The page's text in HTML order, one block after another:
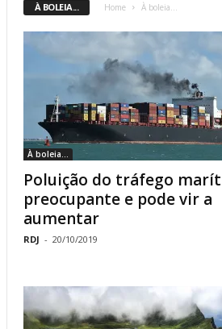
t
g
l
À BOLEIA... Home À boleia...
À boleia...
Poluição do tráfego
preocupante e pode vir a
aumentar
RDJ - 20/10/2019